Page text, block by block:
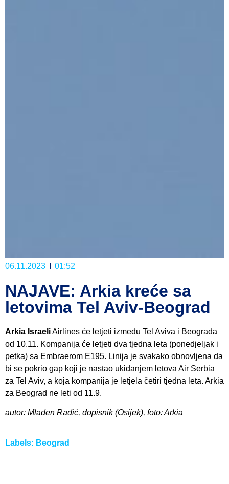
06.11.2023 01:52
NAJAVE: Arkia kreće sa
letovima Tel Aviv-Beograd
Arkia IsraeliAirlines će letjeti između Tel Aviva i Beograda
od 10.11. Kompanija će letjeti dva tjedna leta (ponedjeljak i
petka) sa Embraerom E195. Linija je svakako obnovljena da
bi se pokrio gap koji je nastao ukidanjem letova Air Serbia
za Tel Aviv, a koja kompanija je letjela četiri tjedna leta. Arkia
za Beograd ne leti od 11.9.
autor: Mladen Radić, dopisnik (Osijek), foto: Arkia
Labels: Beograd